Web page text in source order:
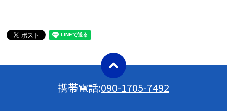
携帯電話:090-1705-7492